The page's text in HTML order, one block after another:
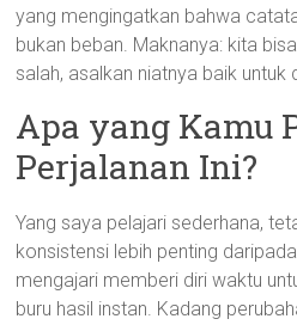
yang mengingatkan bahwa
bukan beban. Maknanya: kita
salah, asalkan niatnya baik untuk
Apa yang Kamu
Perjalanan Ini?
Yang saya pelajari sederhana,
konsistensi lebih penting
mengajari memberi diri waktu
buru hasil instan. Kadang